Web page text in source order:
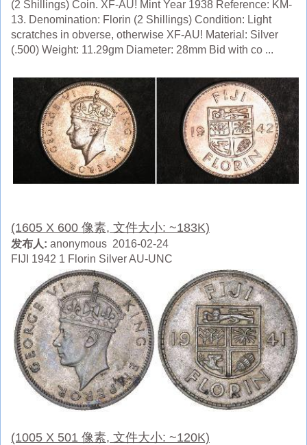
(2 Shillings) Coin. XF-AU! Mint Year 1938 Reference: KM-
13. Denomination: Florin (2 Shillings) Condition: Light
scratches in obverse, otherwise XF-AU! Material: Silver
(.500) Weight: 11.29gm Diameter: 28mm Bid with co ...
(1605 X 600 像素, 文件大小: ~183K)
发布人: anonymous 2016-02-24
FIJI 1942 1 Florin Silver AU-UNC
(1005 X 501 像素, 文件大小: ~120K)